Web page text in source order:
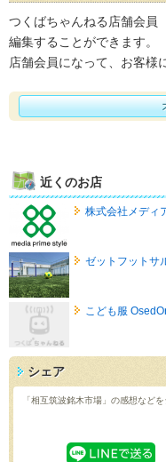
つくばちゃんねる店舗会員
編集することができます。
店舗会員になって、お客様
近くのお店
株式会社メディ
ゼットフットサ
こども服
シェア
「相互筑波銘木市場」の感想などを